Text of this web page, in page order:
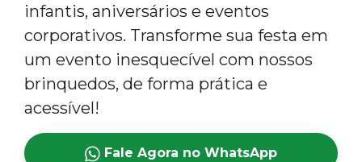
infantis, aniversários e eventos
corporativos. Transforme sua festa em
um evento inesquecível com nossos
brinquedos, de forma prática e
acessível!
Fale Agora no WhatsApp